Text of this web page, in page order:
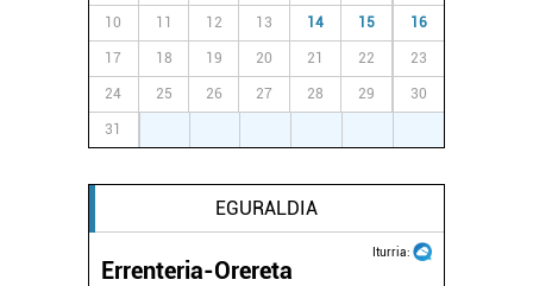
10 11 12 13 14 15 16
17 18 19 20 21 22 23
24 25 26 27 28 29 30
31
EGURALDIA
Iturria:
Errenteria-Orereta